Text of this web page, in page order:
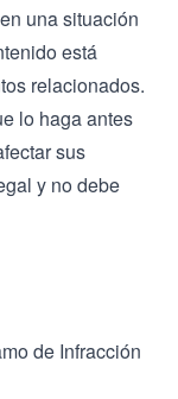
una situación
está
relacionados.
lo haga antes
sus
y no debe
de Infracción